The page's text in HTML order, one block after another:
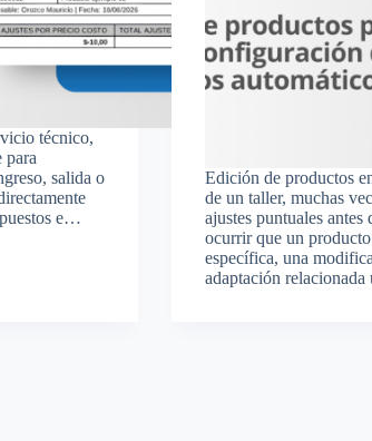
técnico,
para
salida o
e…
Edición de productos
de un taller, muchas
ajustes puntuales
ocurrir que un
específica, una
adaptación